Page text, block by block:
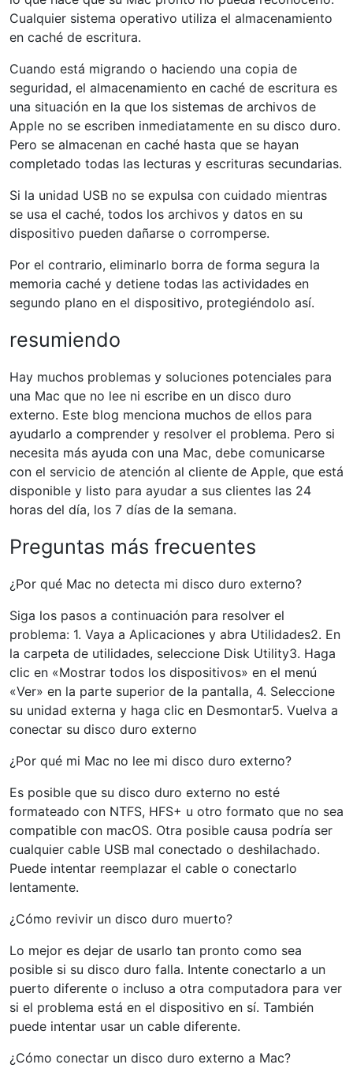
Cualquier sistema operativo utiliza el almacenamiento
en caché de escritura.
Cuando está migrando o haciendo una copia de
seguridad, el almacenamiento en caché de escritura es
una situación en la que los sistemas de archivos de
Apple no se escriben inmediatamente en su disco duro.
Pero se almacenan en caché hasta que se hayan
completado todas las lecturas y escrituras secundarias.
Si la unidad USB no se expulsa con cuidado mientras
se usa el caché, todos los archivos y datos en su
dispositivo pueden dañarse o corromperse.
Por el contrario, eliminarlo borra de forma segura la
memoria caché y detiene todas las actividades en
segundo plano en el dispositivo, protegiéndolo así.
resumiendo
Hay muchos problemas y soluciones potenciales para
una Mac que no lee ni escribe en un disco duro
externo. Este blog menciona muchos de ellos para
ayudarlo a comprender y resolver el problema. Pero si
necesita más ayuda con una Mac, debe comunicarse
con el servicio de atención al cliente de Apple, que está
disponible y listo para ayudar a sus clientes las 24
horas del día, los 7 días de la semana.
Preguntas más frecuentes
¿Por qué Mac no detecta mi disco duro externo?
Siga los pasos a continuación para resolver el
problema: 1. Vaya a Aplicaciones y abra Utilidades2. En
la carpeta de utilidades, seleccione Disk Utility3. Haga
clic en «Mostrar todos los dispositivos» en el menú
«Ver» en la parte superior de la pantalla, 4. Seleccione
su unidad externa y haga clic en Desmontar5. Vuelva a
conectar su disco duro externo
¿Por qué mi Mac no lee mi disco duro externo?
Es posible que su disco duro externo no esté
formateado con NTFS, HFS+ u otro formato que no sea
compatible con macOS. Otra posible causa podría ser
cualquier cable USB mal conectado o deshilachado.
Puede intentar reemplazar el cable o conectarlo
lentamente.
¿Cómo revivir un disco duro muerto?
Lo mejor es dejar de usarlo tan pronto como sea
posible si su disco duro falla. Intente conectarlo a un
puerto diferente o incluso a otra computadora para ver
si el problema está en el dispositivo en sí. También
puede intentar usar un cable diferente.
¿Cómo conectar un disco duro externo a Mac?